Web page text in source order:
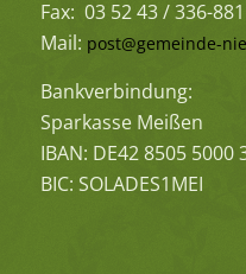
Fax: 03 52 43 / 336-
Mail: post@gemeinde-
Bankverbindung:
Sparkasse Meißen
IBAN: DE42 8505 5000
BIC: SOLADES1MEI